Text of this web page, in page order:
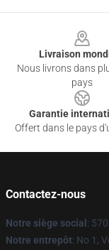
Livraison
Nous livrons dans
pays
Garantie
Offert dans le pays
Contactez-nous
Notre siège social :
Notre entrepôt: No 1,